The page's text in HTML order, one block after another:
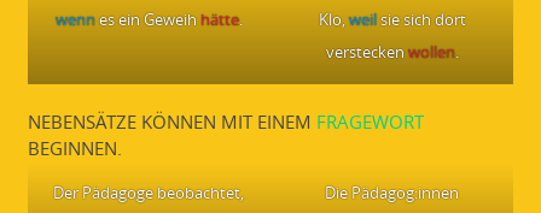
wennes ein Geweihhätte.
Klo,weilsie sich dort
versteckenwollen.
NEBENSÄTZE KÖNNEN MIT EINEM FRAGEWORT
BEGINNEN.
Der Pädagoge beobachtet,
Die Pädagog:innen